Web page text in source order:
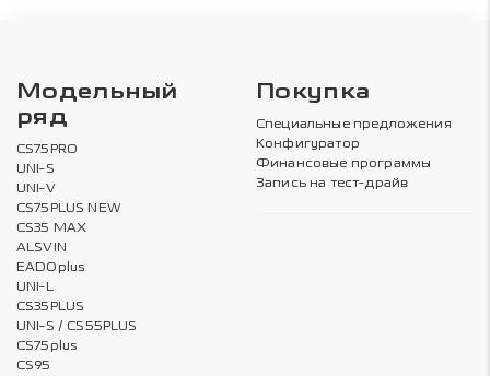
Модельный
ряд
CS75PRO
UNI-S
UNI-V
CS75PLUS NEW
CS35 MAX
ALSVIN
EADOplus
UNI-L
CS35PLUS
UNI-S / CS55PLUS
CS75plus
CS95
Покупка
Специальные предложения
Конфигуратор
Финансовые программы
Запись на тест-драйв